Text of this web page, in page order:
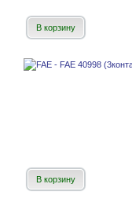
В корзину
В корзину